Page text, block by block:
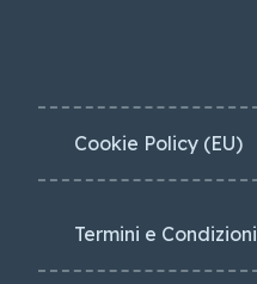
Cookie Policy (EU)
Termini e Condizioni